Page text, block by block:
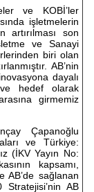
ve KOBİ’ler
işletmelerin
artırılması son
ve Sanayi
biri olan
AB’nin
dayalı
ve hedef olarak
girmemiz
Çapanoğlu
ve Türkiye:
(İKV Yayın No:
kapsamı,
AB’de sağlanan
AB